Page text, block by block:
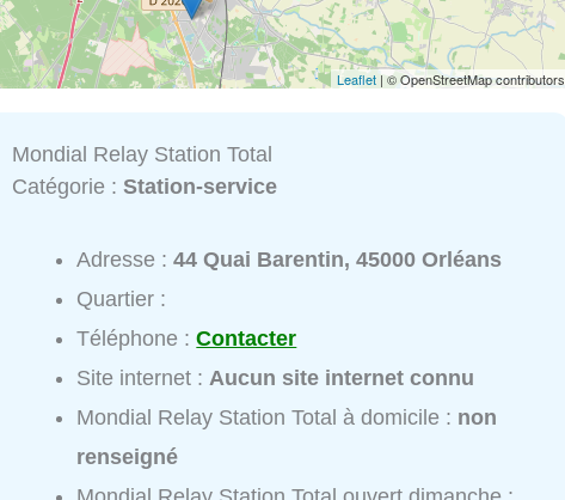
Leaflet | © OpenStreetMap contributors
Mondial Relay Station Total
Catégorie :Station-service
Adresse :44 Quai Barentin, 45000 Orléans
Quartier :
Téléphone :Contacter
Site internet :Aucun site internet connu
Mondial Relay Station Total à domicile : non
renseigné